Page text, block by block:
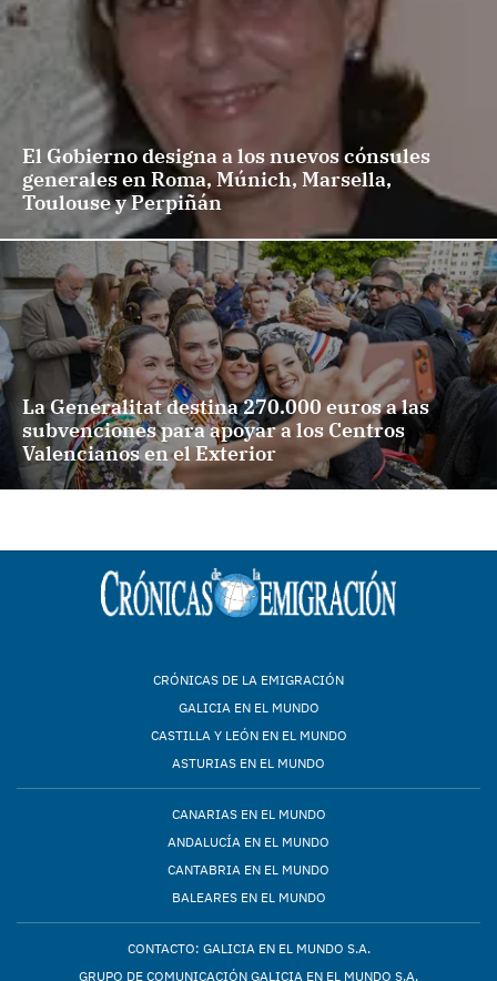
El Gobierno designa a los nuevos cónsules
generales en Roma, Múnich, Marsella,
Toulouse y Perpiñán
La Generalitat destina 270.000 euros a las
subvenciones para apoyar a los Centros
Valencianos en el Exterior
CRÓNICAS DE LA EMIGRACIÓN
GALICIA EN EL MUNDO
CASTILLA Y LEÓN EN EL MUNDO
ASTURIAS EN EL MUNDO
CANARIAS EN EL MUNDO
ANDALUCÍA EN EL MUNDO
CANTABRIA EN EL MUNDO
BALEARES EN EL MUNDO
CONTACTO: GALICIA EN EL MUNDO S.A.
GRUPO DE COMUNICACIÓN GALICIA EN EL MUNDO S.A.